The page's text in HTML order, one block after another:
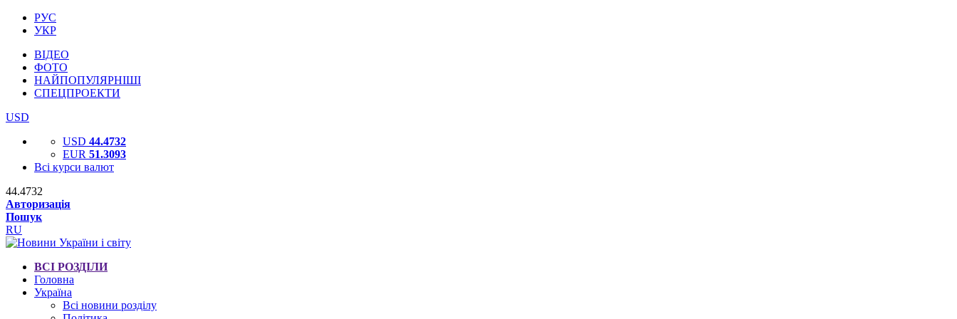
РУС
УКР
ВІДЕО
ФОТО
НАЙПОПУЛЯРНІШІ
СПЕЦПРОЕКТИ
USD
USD 44.4732
EUR 51.3093
Всі курси валют
44.4732
Авторизація
Пошук
RU
ВСІ РОЗДІЛИ
Головна
Україна
Всі новини розділу